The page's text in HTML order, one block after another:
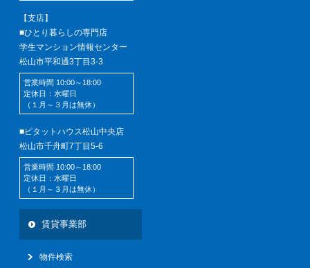
【支店】
■ひとり暮らしの専門店
学生マンション情報センター
松山市平和通3丁目3-3
営業時間 10:00～18:00
定休日：水曜日
（１月～３月は無休）
■ピタットハウス松山中央店
松山市千舟町7丁目5-6
営業時間 10:00～18:00
定休日：水曜日
（１月～３月は無休）
賃貸事業部
物件検索